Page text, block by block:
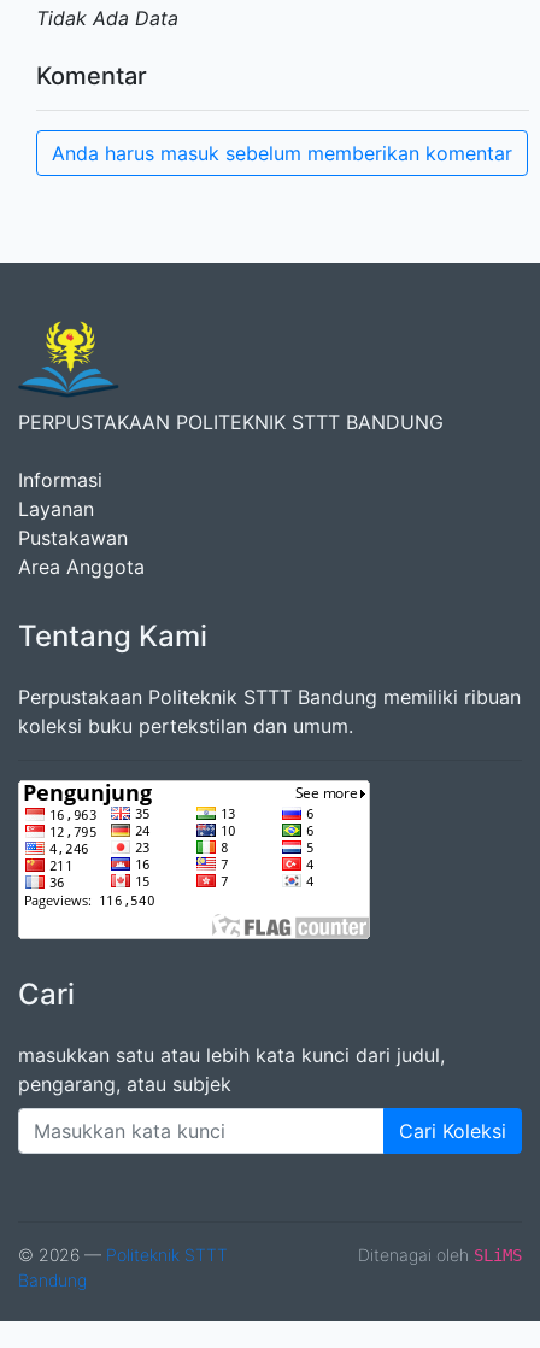
Tidak Ada Data
Komentar
Anda harus masuk sebelum memberikan komentar
PERPUSTAKAAN POLITEKNIK STTT BANDUNG
Informasi
Layanan
Pustakawan
Area Anggota
Tentang Kami
Perpustakaan Politeknik STTT Bandung memiliki ribuan
koleksi buku pertekstilan dan umum.
Cari
masukkan satu atau lebih kata kunci dari judul,
pengarang, atau subjek
Cari Koleksi
© 2026 — Politeknik STTT
Bandung
Ditenagai oleh SLiMS